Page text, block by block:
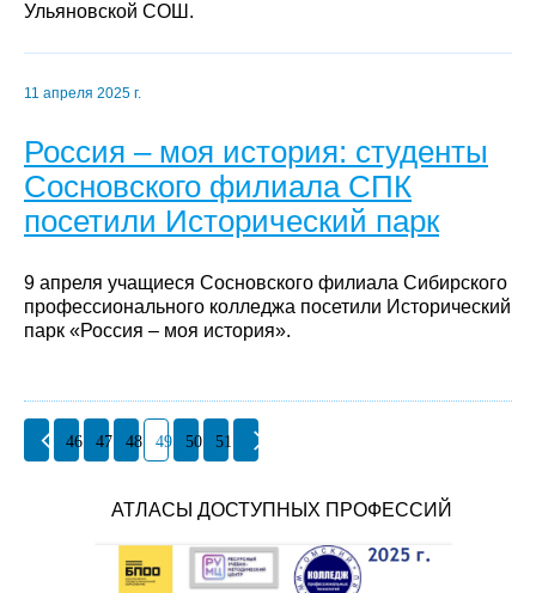
Ульяновской СОШ.
11 апреля 2025 г.
Россия – моя история: студенты
Сосновского филиала СПК
посетили Исторический парк
9 апреля учащиеся Сосновского филиала Сибирского
профессионального колледжа посетили Исторический
парк «Россия – моя история».
46 47 48 49 50 51
АТЛАСЫ ДОСТУПНЫХ ПРОФЕССИЙ